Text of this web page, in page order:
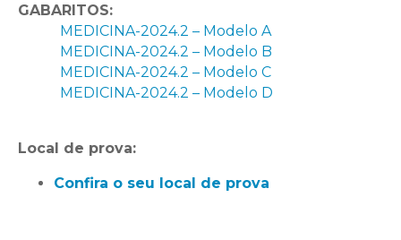
GABARITOS:
MEDICINA-2024.2 – Modelo A
MEDICINA-2024.2 – Modelo B
MEDICINA-2024.2 – Modelo C
MEDICINA-2024.2 – Modelo D
Local de prova:
Confira o seu local de prova